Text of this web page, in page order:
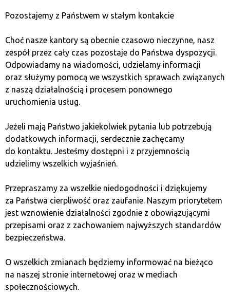
na Twoim zadowoleniu. Chcesz wiedzieć, jaki jest limit
przetwarzania danych osobowych? Jesteśmy tu,
żeby rozwiać wszelkie wątpliwości i zapewnić Ci obsługę
na najwyższym poziomie.
Warunki wymiany, które
trafiają w punkt
W kantorze Bitcoin Quark nie ma miejsca na półśrodki.
Dopasowujemy warunki wymiany do Twoich potrzeb,
inwestycja. Nasze kursy są konkurencyjne, a proces
przejrzysty jak morska woda w gdyńskim porcie. Chcesz
sprzedać BTC, kupić ETH albo wymienić LTC
na gotówkę? Z nami wszystko pójdzie gładko,
a Ty będziesz wiedział, na czym stoisz.
Szybko i bezpiecznie –
tak działa Bitcoin Quark
Pozostajemy z Państwem w stałym kontakcie
Choć nasze kantory są obecnie czasowo nieczynne, nasz
zespół przez cały czas pozostaje do Państwa dyspozycji.
Odpowiadamy na wiadomości, udzielamy informacji
oraz służymy pomocą we wszystkich sprawach związanych
z naszą działalnością i procesem ponownego
uruchomienia usług.
Jeżeli mają Państwo jakiekolwiek pytania lub potrzebują
dodatkowych informacji, serdecznie zachęcamy
do kontaktu. Jesteśmy dostępni i z przyjemnością
udzielimy wszelkich wyjaśnień.
Przepraszamy za wszelkie niedogodności i dziękujemy
za Państwa cierpliwość oraz zaufanie. Naszym priorytetem
jest wznowienie działalności zgodnie z obowiązującymi
przepisami oraz z zachowaniem najwyższych standardów
bezpieczeństwa.
O wszelkich zmianach będziemy informować na bieżąco
na naszej stronie internetowej oraz w mediach
społecznościowych.